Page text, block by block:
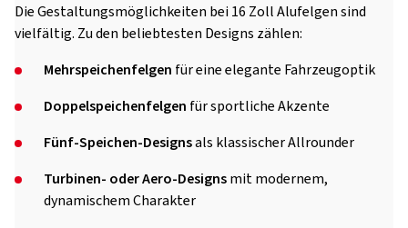
Die Gestaltungsmöglichkeiten bei 16 Zoll Alufelgen sind
vielfältig. Zu den beliebtesten Designs zählen:
Mehrspeichenfelgen für eine elegante Fahrzeugoptik
Doppelspeichenfelgen für sportliche Akzente
Fünf-Speichen-Designsals klassischer Allrounder
Turbinen- oder Aero-Designsmit modernem,
dynamischem Charakter